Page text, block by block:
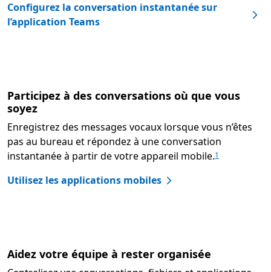
Configurez la conversation instantanée sur
l’application Teams
Participez à des conversations où que vous
soyez
Enregistrez des messages vocaux lorsque vous n’êtes
pas au bureau et répondez à une conversation
instantanée à partir de votre appareil mobile.1
Utilisez les applications mobiles
Aidez votre équipe à rester organisée